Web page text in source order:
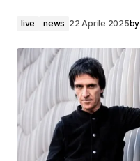
live news 22 Aprile 2025by